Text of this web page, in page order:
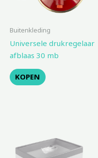
Buitenkleding
Universele drukregelaar
afblaas 30 mb
KOPEN